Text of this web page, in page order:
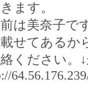
ます。
は美奈子で
せてあるか
ください。